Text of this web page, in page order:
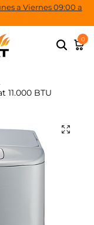
a Viernes 09:00 a
0
11.000 BTU